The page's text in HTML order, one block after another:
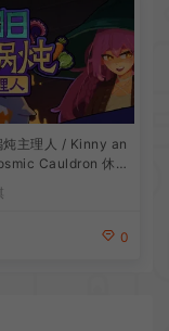
炖主理人 / Kinny an
Cauldron 休闲
0